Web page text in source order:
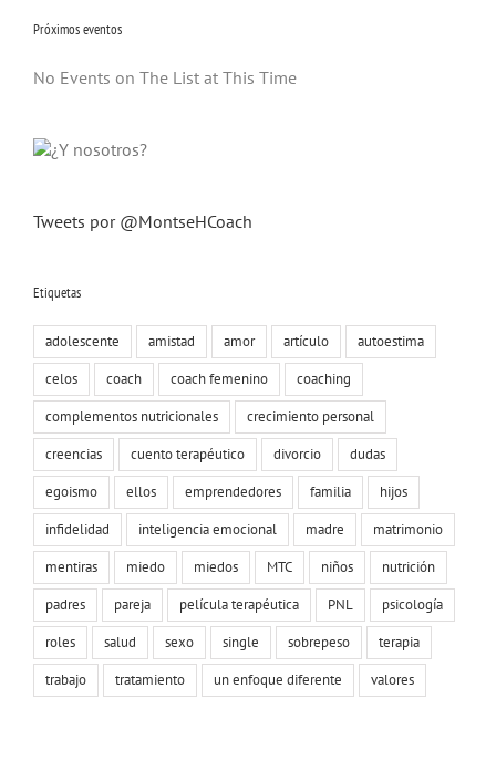
Próximos eventos
No Events on The List at This Time
Tweets por @MontseHCoach
Etiquetas
adolescente amistad amor artículo
autoestima
celos
coach coach femenino
coaching
complementos nutricionales
crecimiento personal
creencias
cuento terapéutico divorcio
dudas
egoismo
ellos emprendedores familia
hijos
infidelidad
inteligencia emocional madre
matrimonio
mentiras
miedo miedos MTC niños
nutrición
padres
pareja película terapéutica PNL
psicología
roles
salud sexo single sobrepeso
terapia
trabajo
tratamiento un enfoque diferente valores